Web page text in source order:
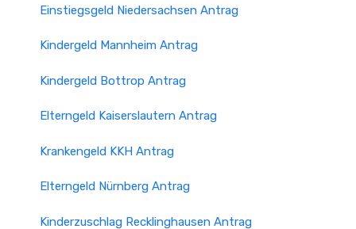
Einstiegsgeld Niedersachsen Antrag
Kindergeld Mannheim Antrag
Kindergeld Bottrop Antrag
Elterngeld Kaiserslautern Antrag
Krankengeld KKH Antrag
Elterngeld Nürnberg Antrag
Kinderzuschlag Recklinghausen Antrag